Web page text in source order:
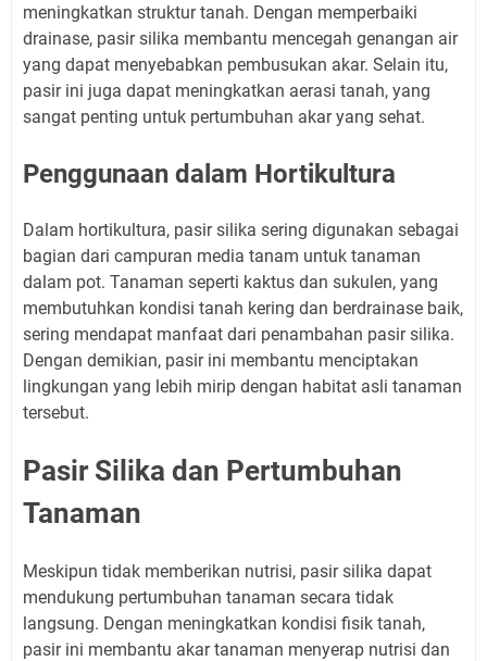
meningkatkan struktur tanah. Dengan memperbaiki
drainase, pasir silika membantu mencegah genangan air
yang dapat menyebabkan pembusukan akar. Selain itu,
pasir ini juga dapat meningkatkan aerasi tanah, yang
sangat penting untuk pertumbuhan akar yang sehat.
Penggunaan dalam Hortikultura
Dalam hortikultura, pasir silika sering digunakan sebagai
bagian dari campuran media tanam untuk tanaman
dalam pot. Tanaman seperti kaktus dan sukulen, yang
membutuhkan kondisi tanah kering dan berdrainase baik,
sering mendapat manfaat dari penambahan pasir silika.
Dengan demikian, pasir ini membantu menciptakan
lingkungan yang lebih mirip dengan habitat asli tanaman
tersebut.
Pasir Silika dan Pertumbuhan
Tanaman
Meskipun tidak memberikan nutrisi, pasir silika dapat
mendukung pertumbuhan tanaman secara tidak
langsung. Dengan meningkatkan kondisi fisik tanah,
pasir ini membantu akar tanaman menyerap nutrisi dan